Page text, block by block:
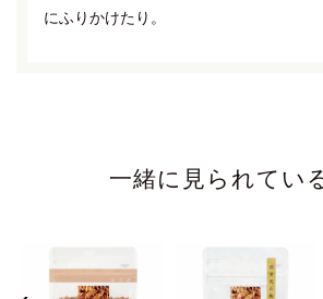
にふりかけたり。
★★★★★
モリモリ食べれちゃいます!
一緒に見られてい